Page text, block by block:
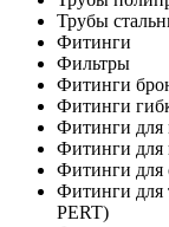
Трубы
Фитинги
Фильтры
Фитинги
Фитинги
Фитинги для
Фитинги для
Фитинги для
Фитинги для
PERT)